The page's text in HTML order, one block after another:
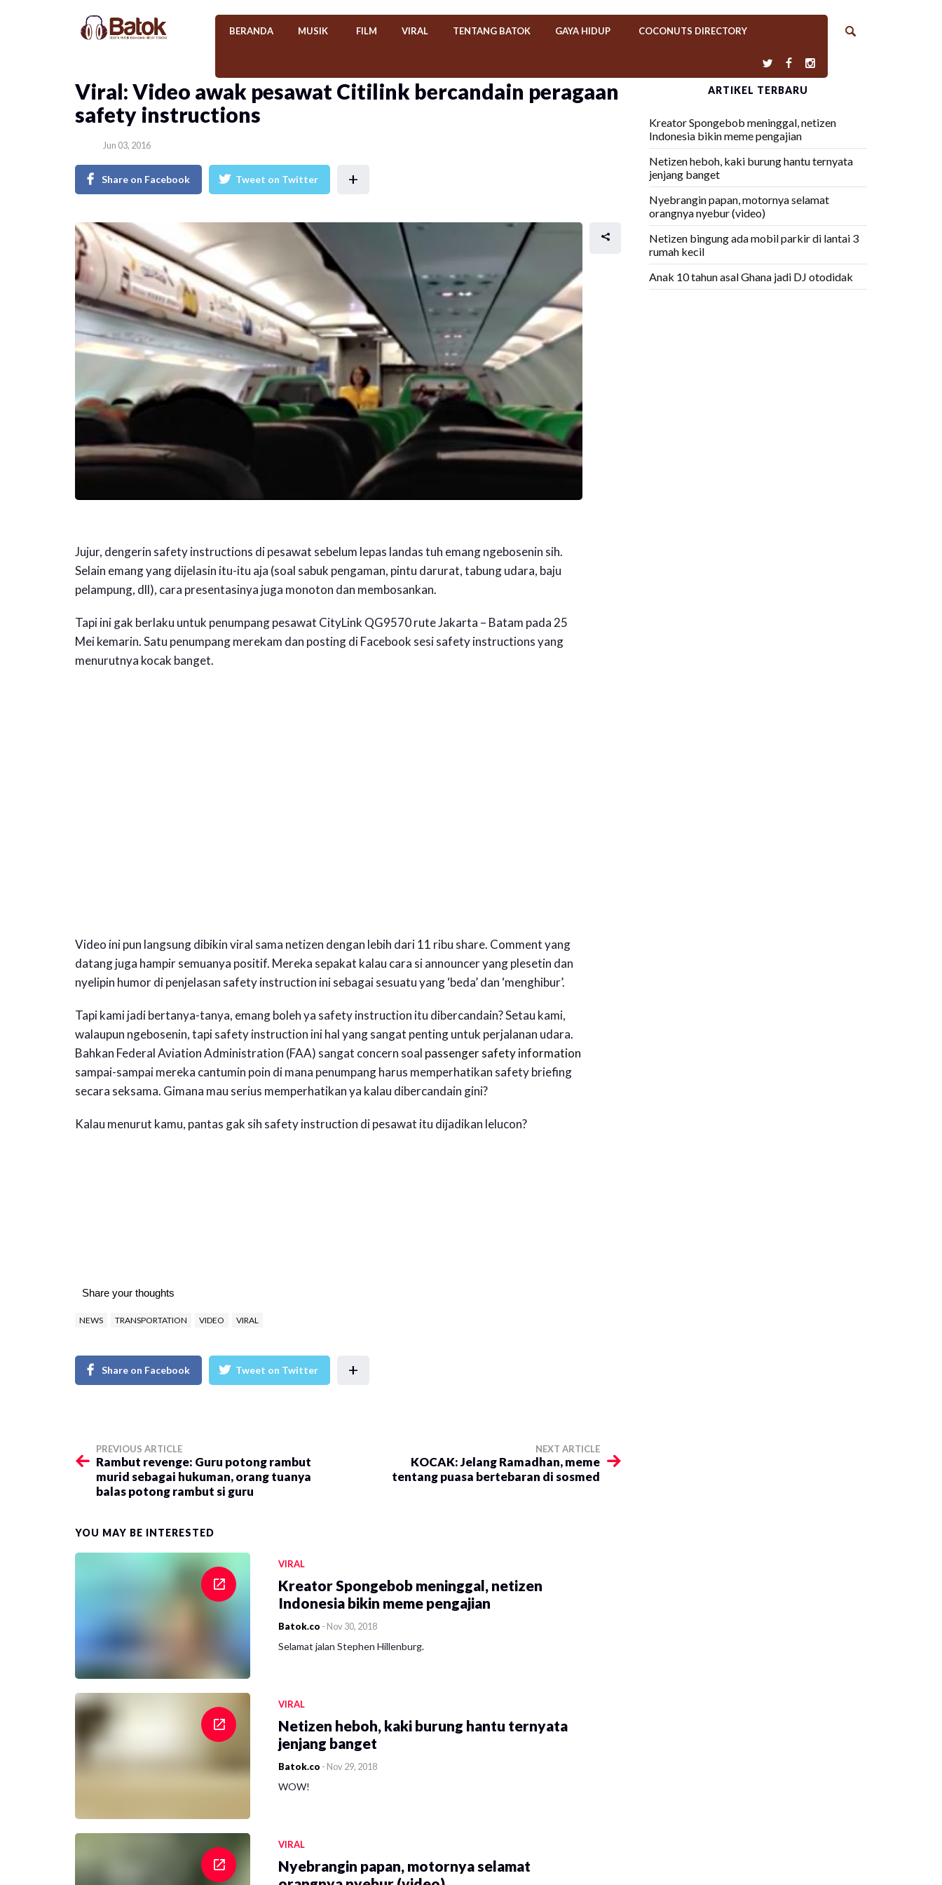
BERANDA MUSIK FILM VIRAL TENTANG BATOK GAYA HIDUP COCONUTS DIRECTORY
Viral: Video awak pesawat Citilink bercandain peragaan
safety instructions
Jun 03, 2016
Share on Facebook Tweet on Twitter +
Jujur, dengerin safety instructions di pesawat sebelum lepas landas tuh emang ngebosenin sih.
Selain emang yang dijelasin itu-itu aja (soal sabuk pengaman, pintu darurat, tabung udara, baju
pelampung, dll), cara presentasinya juga monoton dan membosankan.
Tapi ini gak berlaku untuk penumpang pesawat CityLink QG9570 rute Jakarta – Batam pada 25
Mei kemarin. Satu penumpang merekam dan posting di Facebook sesi safety instructions yang
menurutnya kocak banget.
Video ini pun langsung dibikin viral sama netizen dengan lebih dari 11 ribu share. Comment yang
datang juga hampir semuanya positif. Mereka sepakat kalau cara si announcer yang plesetin dan
nyelipin humor di penjelasan safety instruction ini sebagai sesuatu yang ‘beda’ dan ‘menghibur’.
Tapi kami jadi bertanya-tanya, emang boleh ya safety instruction itu dibercandain? Setau kami,
walaupun ngebosenin, tapi safety instruction ini hal yang sangat penting untuk perjalanan udara.
Bahkan Federal Aviation Administration (FAA) sangat concern soal passenger safety information
sampai-sampai mereka cantumin poin di mana penumpang harus memperhatikan safety briefing
secara seksama. Gimana mau serius memperhatikan ya kalau dibercandain gini?
Kalau menurut kamu, pantas gak sih safety instruction di pesawat itu dijadikan lelucon?
Share your thoughts
NEWS TRANSPORTATION VIDEO VIRAL
Share on Facebook Tweet on Twitter +
PREVIOUS ARTICLE
Rambut revenge: Guru potong rambut
murid sebagai hukuman, orang tuanya
balas potong rambut si guru
NEXT ARTICLE
KOCAK: Jelang Ramadhan, meme
tentang puasa bertebaran di sosmed
YOU MAY BE INTERESTED
VIRAL
Kreator Spongebob meninggal, netizen
Indonesia bikin meme pengajian
Batok.co - Nov 30, 2018
Selamat jalan Stephen Hillenburg.
VIRAL
Netizen heboh, kaki burung hantu ternyata
jenjang banget
Batok.co - Nov 29, 2018
WOW!
VIRAL
Nyebrangin papan, motornya selamat
ARTIKEL TERBARU
Kreator Spongebob meninggal, netizen
Indonesia bikin meme pengajian
Netizen heboh, kaki burung hantu ternyata
jenjang banget
Nyebrangin papan, motornya selamat
orangnya nyebur (video)
Netizen bingung ada mobil parkir di lantai 3
rumah kecil
Anak 10 tahun asal Ghana jadi DJ otodidak